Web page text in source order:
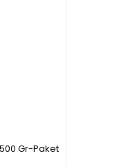
Gr-Paket